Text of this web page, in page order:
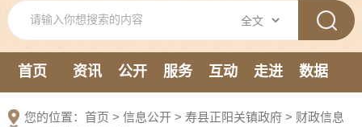
首页 资讯 公开 服务 互动 走进
数据
您的位置： 首页 > 信息公开 > 寿县正阳关镇政府 > 财政信息